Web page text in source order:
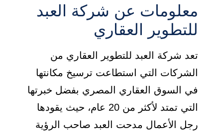
معلومات عن شركة العبد
للتطوير العقاري
تعد شركة العبد للتطوير العقاري من
الشركات التي استطاعت ترسيخ مكانتها
في السوق العقاري المصري بفضل خبرتها
التي تمتد لأكثر من 20 عام، حيث يقودها
رجل الأعمال مدحت العبد صاحب الرؤية